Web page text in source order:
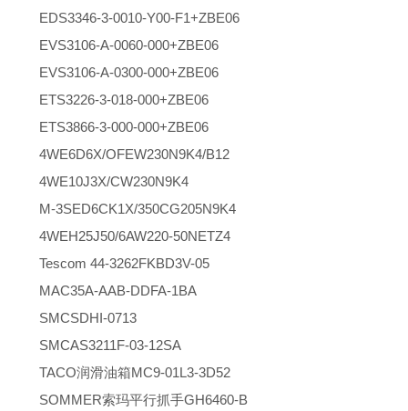
EDS3346-3-0010-Y00-F1+ZBE06
EVS3106-A-0060-000+ZBE06
EVS3106-A-0300-000+ZBE06
ETS3226-3-018-000+ZBE06
ETS3866-3-000-000+ZBE06
4WE6D6X/OFEW230N9K4/B12
4WE10J3X/CW230N9K4
M-3SED6CK1X/350CG205N9K4
4WEH25J50/6AW220-50NETZ4
Tescom 44-3262FKBD3V-05
MAC35A-AAB-DDFA-1BA
SMCSDHI-0713
SMCAS3211F-03-12SA
TACO润滑油箱MC9-01L3-3D52
SOMMER索玛平行抓手GH6460-B